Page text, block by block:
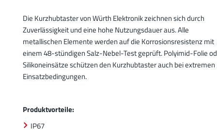
Die Kurzhubtaster von Würth Elektronik zeichnen sich durch
Zuverlässigkeit und eine hohe Nutzungsdauer aus. Alle
metallischen Elemente werden auf die Korrosionsresistenz mit
einem 48-stündigen Salz-Nebel-Test geprüft. Polyimid-Folie
Silikoneinsätze schützen den Kurzhubtaster auch bei extremen
Einsatzbedingungen.
Produktvorteile:
IP67